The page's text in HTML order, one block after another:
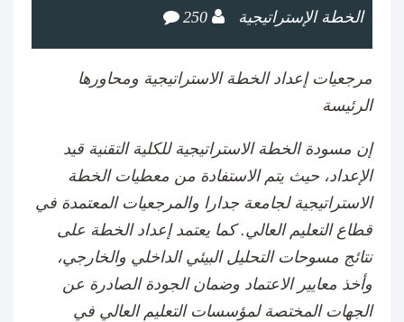
الخطة الإستراتيجية 250
مرجعيات إعداد الخطة الاستراتيجية ومحاورها
الرئيسة
إن مسودة الخطة الاستراتيجية للكلية التقنية قيد
الإعداد، حيث يتم الاستفادة من معطيات الخطة
الاستراتيجية لجامعة جدارا والمرجعيات المعتمدة في
قطاع التعليم العالي. كما يعتمد إعداد الخطة على
نتائج مسوحات التحليل البيئي الداخلي والخارجي،
وأخذ معايير الاعتماد وضمان الجودة الصادرة عن
الجهات المختصة لمؤسسات التعليم العالي في